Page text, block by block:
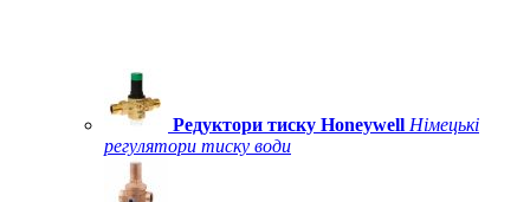
Редуктори тиску Honeywell Німецькі
регулятори тиску води